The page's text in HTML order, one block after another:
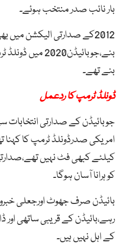
بار نائب صدر منتخب ہوئے۔
2012کے صدارتی الیکشن میں
بنے تھے۔
ڈونلڈ ٹرمپ کا ردعمل
جوبائیڈن کے صدارتی انتخابات
امریکی صدرڈونلڈ ٹرمپ کا کہنا
کیلئے کبھی فٹ نہیں
کو ہرانا آسان ہوگا۔
بائیڈن صرف جھوٹ اورجعلی
رہے،بائیڈن کے قریبی ساتھی
کے اہل نہیں ہیں۔